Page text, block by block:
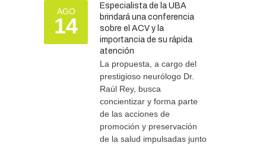
Más de 100 atletas
participaron del Duatlón en
Chascomús
DEPORTES 10/08/2026
AGO
14
Especialista de la UBA
brindará una conferencia
sobre el ACV y la
importancia de su rápida
atención
La propuesta, a cargo del
prestigioso neurólogo Dr.
Raúl Rey, busca
concientizar y forma parte
de las acciones de
promoción y preservación
de la salud impulsadas junto